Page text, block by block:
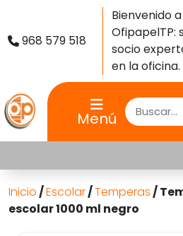
968 579 518
Bienvenido a
OfipapelTP:
socio
en la oficina.
Menú
Inicio/Escolar/Temperas/
escolar 1000 ml negro